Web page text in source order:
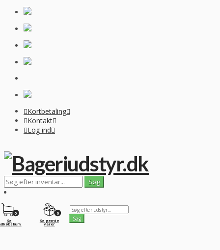
Kortbetaling
Kontakt
Log ind
0
Se gemte
varer
0
Se